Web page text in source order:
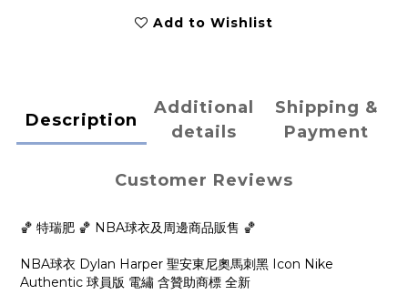
Add to Wishlist
Description
Additional
details
Shipping &
Payment
Customer Reviews
🏀 特瑞肥 🏀 NBA球衣及周邊商品販售 🏀
NBA球衣 Dylan Harper 聖安東尼奧馬刺黑 Icon Nike
Authentic 球員版 電繡 含贊助商標 全新